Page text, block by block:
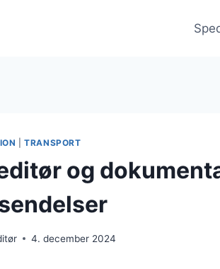
|TRANSPORT
og
4. december 2024